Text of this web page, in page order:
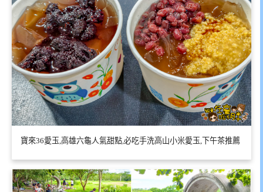
寶來36愛玉,高雄六龜人氣甜點,必吃手洗高山小米愛玉,下午茶推薦